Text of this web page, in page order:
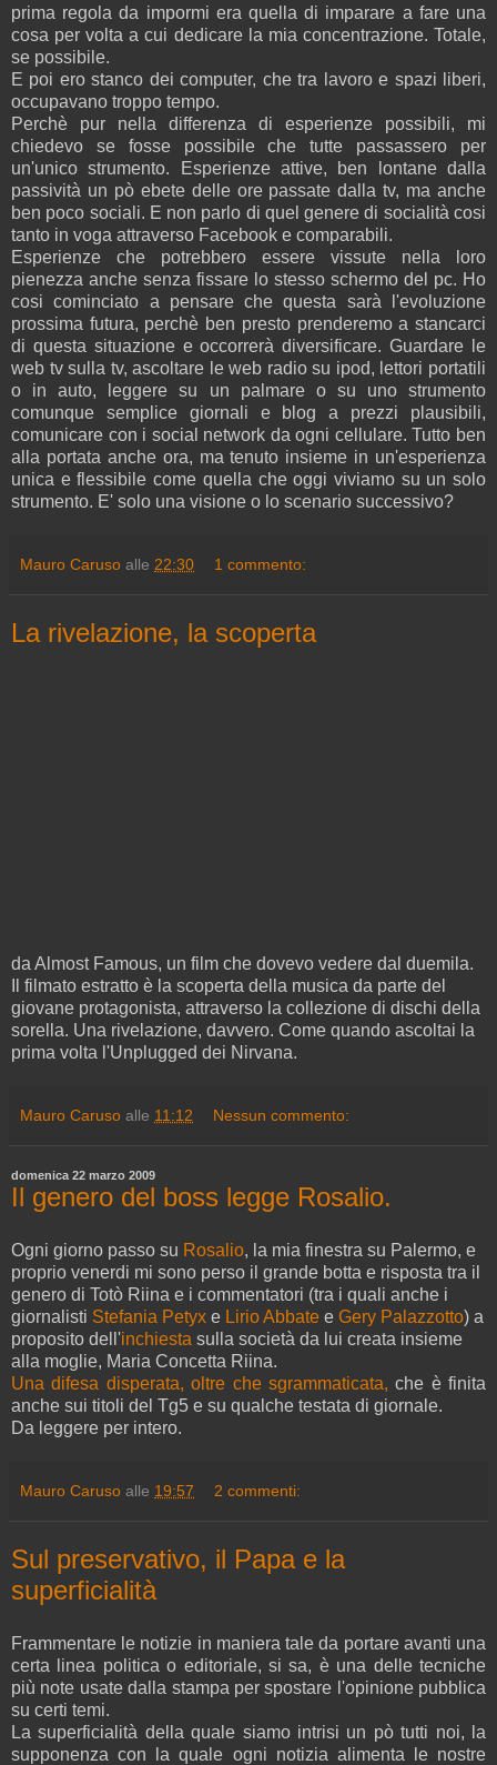
prima regola da impormi era quella di imparare a fare una
cosa per volta a cui dedicare la mia concentrazione. Totale,
se possibile.
E poi ero stanco dei computer, che tra lavoro e spazi liberi,
occupavano troppo tempo.
Perchè pur nella differenza di esperienze possibili, mi
chiedevo se fosse possibile che tutte passassero per
un'unico strumento. Esperienze attive, ben lontane dalla
passività un pò ebete delle ore passate dalla tv, ma anche
ben poco sociali. E non parlo di quel genere di socialità cosi
tanto in voga attraverso Facebook e comparabili.
Esperienze che potrebbero essere vissute nella loro
pienezza anche senza fissare lo stesso schermo del pc. Ho
cosi cominciato a pensare che questa sarà l'evoluzione
prossima futura, perchè ben presto prenderemo a stancarci
di questa situazione e occorrerà diversificare. Guardare le
web tv sulla tv, ascoltare le web radio su ipod, lettori portatili
o in auto, leggere su un palmare o su uno strumento
comunque semplice giornali e blog a prezzi plausibili,
comunicare con i social network da ogni cellulare. Tutto ben
alla portata anche ora, ma tenuto insieme in un'esperienza
unica e flessibile come quella che oggi viviamo su un solo
strumento. E' solo una visione o lo scenario successivo?
Mauro Caruso alle 22:30 1 commento:
La rivelazione, la scoperta
da Almost Famous, un film che dovevo vedere dal duemila.
Il filmato estratto è la scoperta della musica da parte del
giovane protagonista, attraverso la collezione di dischi della
sorella. Una rivelazione, davvero. Come quando ascoltai la
prima volta l'Unplugged dei Nirvana.
Mauro Caruso alle 11:12 Nessun commento:
domenica 22 marzo 2009
Il genero del boss legge Rosalio.
Ogni giorno passo su Rosalio, la mia finestra su Palermo, e
proprio venerdi mi sono perso il grande botta e risposta tra il
genero di Totò Riina e i commentatori (tra i quali anche i
giornalisti Stefania Petyx e Lirio Abbate e Gery Palazzotto) a
proposito dell'inchiesta sulla società da lui creata insieme
alla moglie, Maria Concetta Riina.
Una difesa disperata, oltre che sgrammaticata,che è finita
anche sui titoli del Tg5 e su qualche testata di giornale.
Da leggere per intero.
Mauro Caruso alle 19:57 2 commenti:
Sul preservativo, il Papa e la
superficialità
Frammentare le notizie in maniera tale da portare avanti una
certa linea politica o editoriale, si sa, è una delle tecniche
più note usate dalla stampa per spostare l'opinione pubblica
su certi temi.
La superficialità della quale siamo intrisi un pò tutti noi, la
supponenza con la quale ogni notizia alimenta le nostre